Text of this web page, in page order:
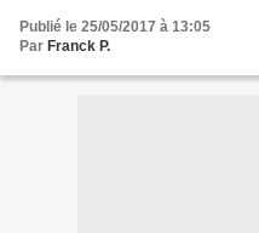
Publié le 25/05/2017 à 13:05
Par Franck P.